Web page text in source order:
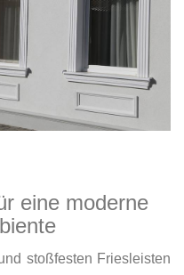
eine moderne
stoßfesten Friesleisten